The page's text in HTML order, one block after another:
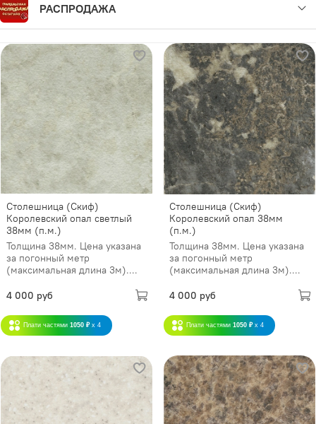
РАСПРОДАЖА
Столешница (Скиф)
Королевский опал светлый
38мм (п.м.)
Толщина 38мм. Цена указана
за погонный метр
(максимальная длина 3м)....
4 000 руб
Плати частями 1050 ₽ x 4
Столешница (Скиф)
Королевский опал 38мм
(п.м.)
Толщина 38мм. Цена указана
за погонный метр
(максимальная длина 3м)....
4 000 руб
Плати частями 1050 ₽ x 4